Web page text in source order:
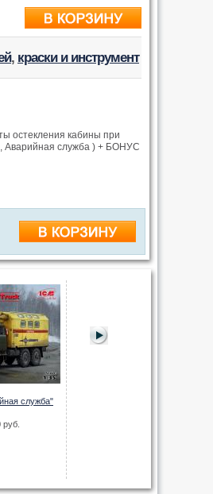
, краски и инструмент
остекления кабины при
Аварийная служба ) + БОНУС
служба"
руб.